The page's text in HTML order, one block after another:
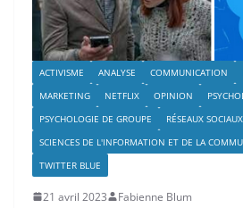
ACTIVISME ANALYSE COMMUNICATION
MARKETING
NETFLIX OPINION
PSYCHOLOGIE DE GROUPE
RÉSEAUX SOCIAUX
SCIENCES DE L'INFORMATION ET DE LA
TWITTER BLUE
21 avril 2023 Fabienne Blum